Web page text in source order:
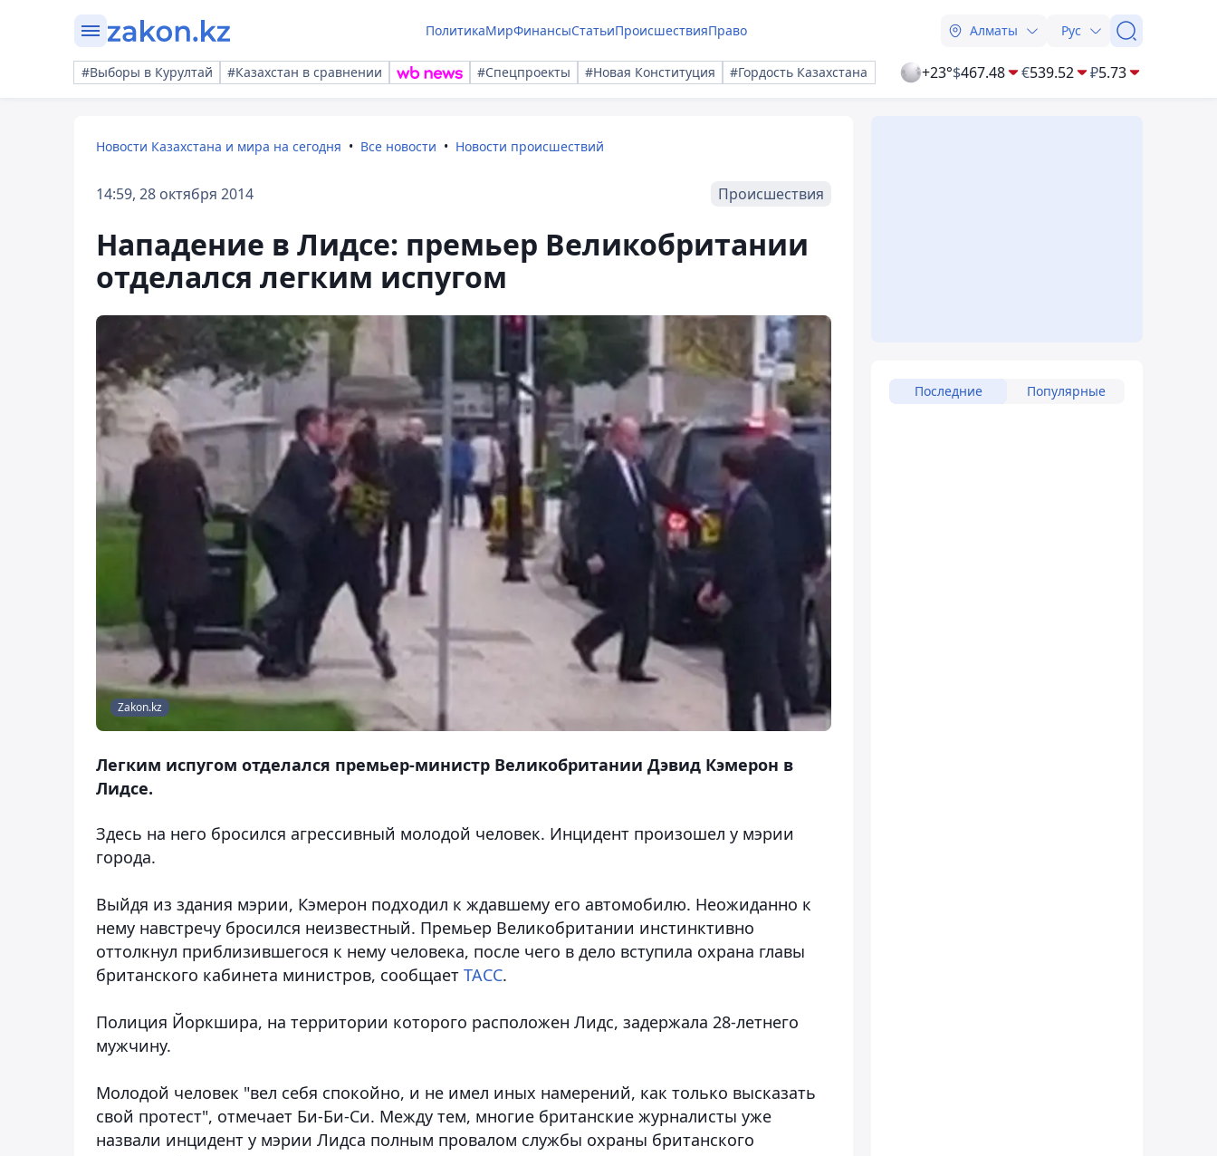
ПолитикаМирФинансыСтатьиПроисшествияПраво Алматы Рус
#Выборы в Курултай #Казахстан в сравнении #Спецпроекты #Новая Конституция #Гордость Казахстана +23°$467.48 €539.52 ₽5.73
Новости Казахстана и мира на сегодня Все новости Новости происшествий
14:59, 28 октября 2014 Происшествия
Нападение в Лидсе: премьер Великобритании
отделался легким испугом
Zakon.kz
Легким испугом отделался премьер-министр Великобритании Дэвид Кэмерон в
Лидсе.
Здесь на него бросился агрессивный молодой человек. Инцидент произошел у мэрии
города.
Выйдя из здания мэрии, Кэмерон подходил к ждавшему его автомобилю. Неожиданно к
нему навстречу бросился неизвестный. Премьер Великобритании инстинктивно
оттолкнул приблизившегося к нему человека, после чего в дело вступила охрана главы
британского кабинета министров, сообщает ТАСС.
Полиция Йоркшира, на территории которого расположен Лидс, задержала 28-летнего
мужчину.
Молодой человек "вел себя спокойно, и не имел иных намерений, как только высказать
свой протест", отмечает Би-Би-Си. Между тем, многие британские журналисты уже
назвали инцидент у мэрии Лидса полным провалом службы охраны британского
Последние Популярные